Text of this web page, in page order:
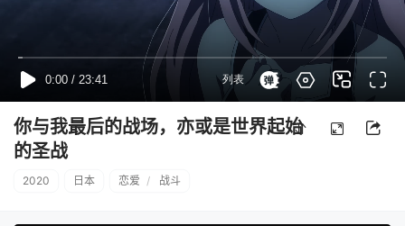
暂无观看影片的记录
你与我最后的战场，亦或是世界起始
的圣战
2020 日本 恋爱 / 战斗